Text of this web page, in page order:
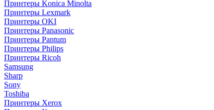
Принтеры Konica Minolta
Принтеры Lexmark
Принтеры OKI
Принтеры Panasonic
Принтеры Pantum
Принтеры Philips
Принтеры Ricoh
Samsung
Sharp
Sony
Toshiba
Принтеры Xerox